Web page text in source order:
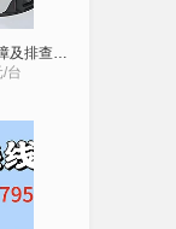
追觅扫地机常见故障及排查方式
/台